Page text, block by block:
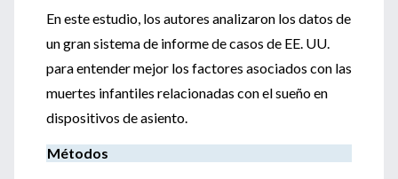
En este estudio, los autores analizaron los datos de
un gran sistema de informe de casos de EE. UU.
para entender mejor los factores asociados con las
muertes infantiles relacionadas con el sueño en
dispositivos de asiento.
Métodos